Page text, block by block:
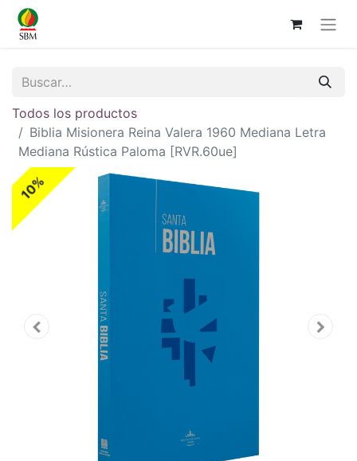
Todos los productos
Biblia Misionera Reina Valera 1960 Mediana Letra
Mediana Rústica Paloma [RVR.60ue]
10%